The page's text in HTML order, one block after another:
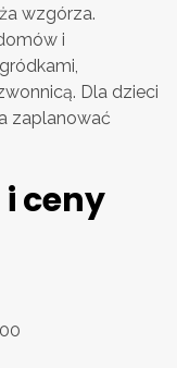
wzgórza.
i
Dla dzieci
zaplanować
ceny